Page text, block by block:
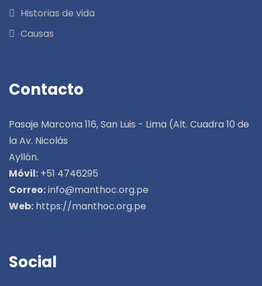
Historias de vida
Causas
Contacto
Pasaje Marcona 116, San Luis - Lima (Alt. Cuadra 10 de
la Av. Nicolás
Ayllón.
Móvil: +51 4746295
Correo:info@manthoc.org.pe
Web: https://manthoc.org.pe
Social